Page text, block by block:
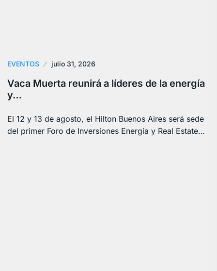
EVENTOS julio 31, 2026
Vaca Muerta reunirá a líderes de la energía
y…
El 12 y 13 de agosto, el Hilton Buenos Aires será sede
del primer Foro de Inversiones Energía y Real Estate…